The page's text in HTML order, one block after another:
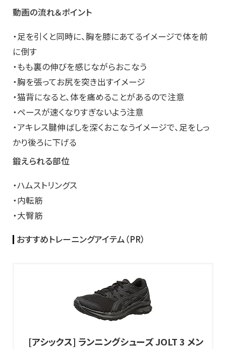
動画の流れ＆ポイント
・足を引くと同時に、胸を膝にあてるイメージで体を前
に倒す
・もも裏の伸びを感じながらおこなう
・胸を張ってお尻を突き出すイメージ
・猫背になると、体を痛めることがあるので注意
・ペースが速くなりすぎないよう注意
・アキレス腱伸ばしを深くおこなうイメージで、足をしっ
かり後ろに下げる
鍛えられる部位
・ハムストリングス
・内転筋
・大臀筋
おすすめトレーニングアイテム（PR）
[アシックス] ランニングシューズ JOLT 3 メン